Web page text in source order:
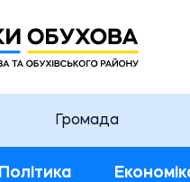
Громада
Політика